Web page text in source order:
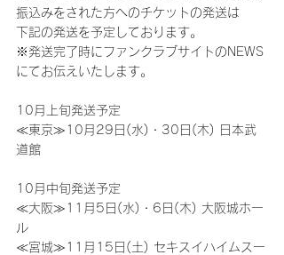
振込みをされた方へのチケットの発送は
下記の発送を予定しております。
※発送完了時にファンクラブサイトのNEWS
にてお伝えいたします。
10月上旬発送予定
≪東京≫10月29日(水)・30日(木) 日本武
道館
10月中旬発送予定
≪大阪≫11月5日(水)・6日(木) 大阪城ホー
ル
≪宮城≫11月15日(土) セキスイハイムスー